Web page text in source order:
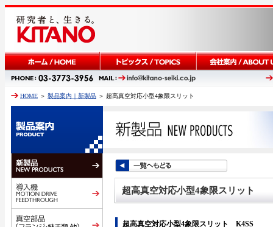
HOME ＞ 製品案内｜新製品 ＞ 超高真空対応小型4象限スリット
超高真空対応小型4象限スリット
超高真空対応小型4象限スリット K4SS